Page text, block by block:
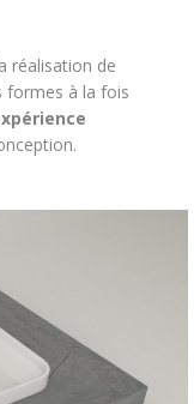
réalisation de
formes à la fois